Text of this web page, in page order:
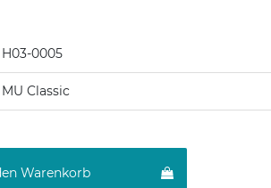
H03-0005
MU Classic
Warenkorb